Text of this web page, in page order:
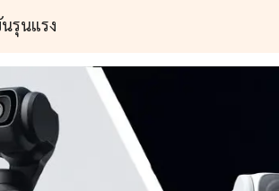
รุนแรง